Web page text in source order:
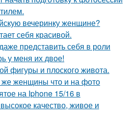
вечеринку женщине?
себя красивой.
представить себя в роли
у меня их двое!
фигуры и плоского живота.
же женщины что и на фото
на Iphone 15/16 в
качество, живое и